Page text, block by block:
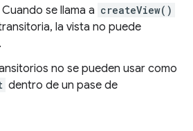
se llama a createView()
la vista no puede
no se pueden usar como
dentro de un pase de